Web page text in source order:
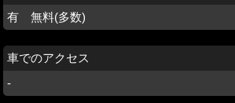
有 無料(多数)
車でのアクセス
-